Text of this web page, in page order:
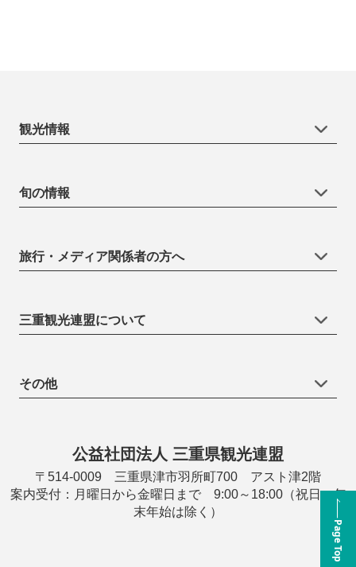
Page Top
観光情報
旬の情報
旅行・メディア関係者の方へ
三重観光連盟について
その他
公益社団法人 三重県観光連盟
〒514-0009 三重県津市羽所町700 アスト津2階
案内受付：月曜日から金曜日まで 9:00～18:00（祝日・年
末年始は除く）